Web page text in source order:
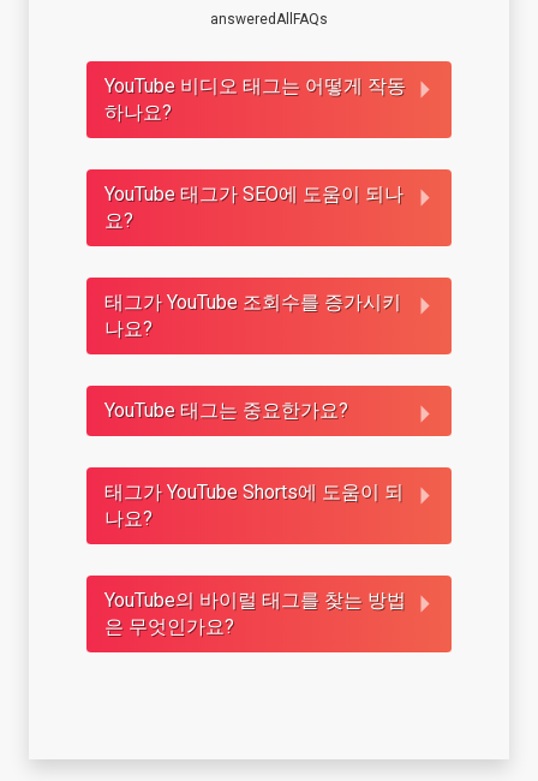
answeredAllFAQs
YouTube 비디오 태그는 어떻게 작동
하나요?
YouTube 태그가 SEO에 도움이 되나
요?
태그가 YouTube 조회수를 증가시키
나요?
YouTube 태그는 중요한가요?
태그가 YouTube Shorts에 도움이 되
나요?
YouTube의 바이럴 태그를 찾는 방법
은 무엇인가요?